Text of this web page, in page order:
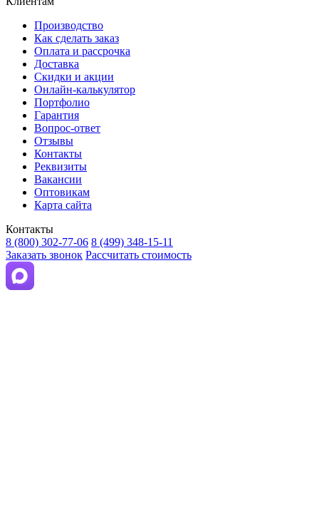
Производство
Как сделать заказ
Оплата и рассрочка
Доставка
Скидки и акции
Онлайн-калькулятор
Портфолио
Гарантия
Вопрос-ответ
Отзывы
Контакты
Реквизиты
Вакансии
Оптовикам
Карта сайта
Контакты
8 (800) 302-77-06 8 (499) 348-15-11
Заказать звонок Рассчитать стоимость